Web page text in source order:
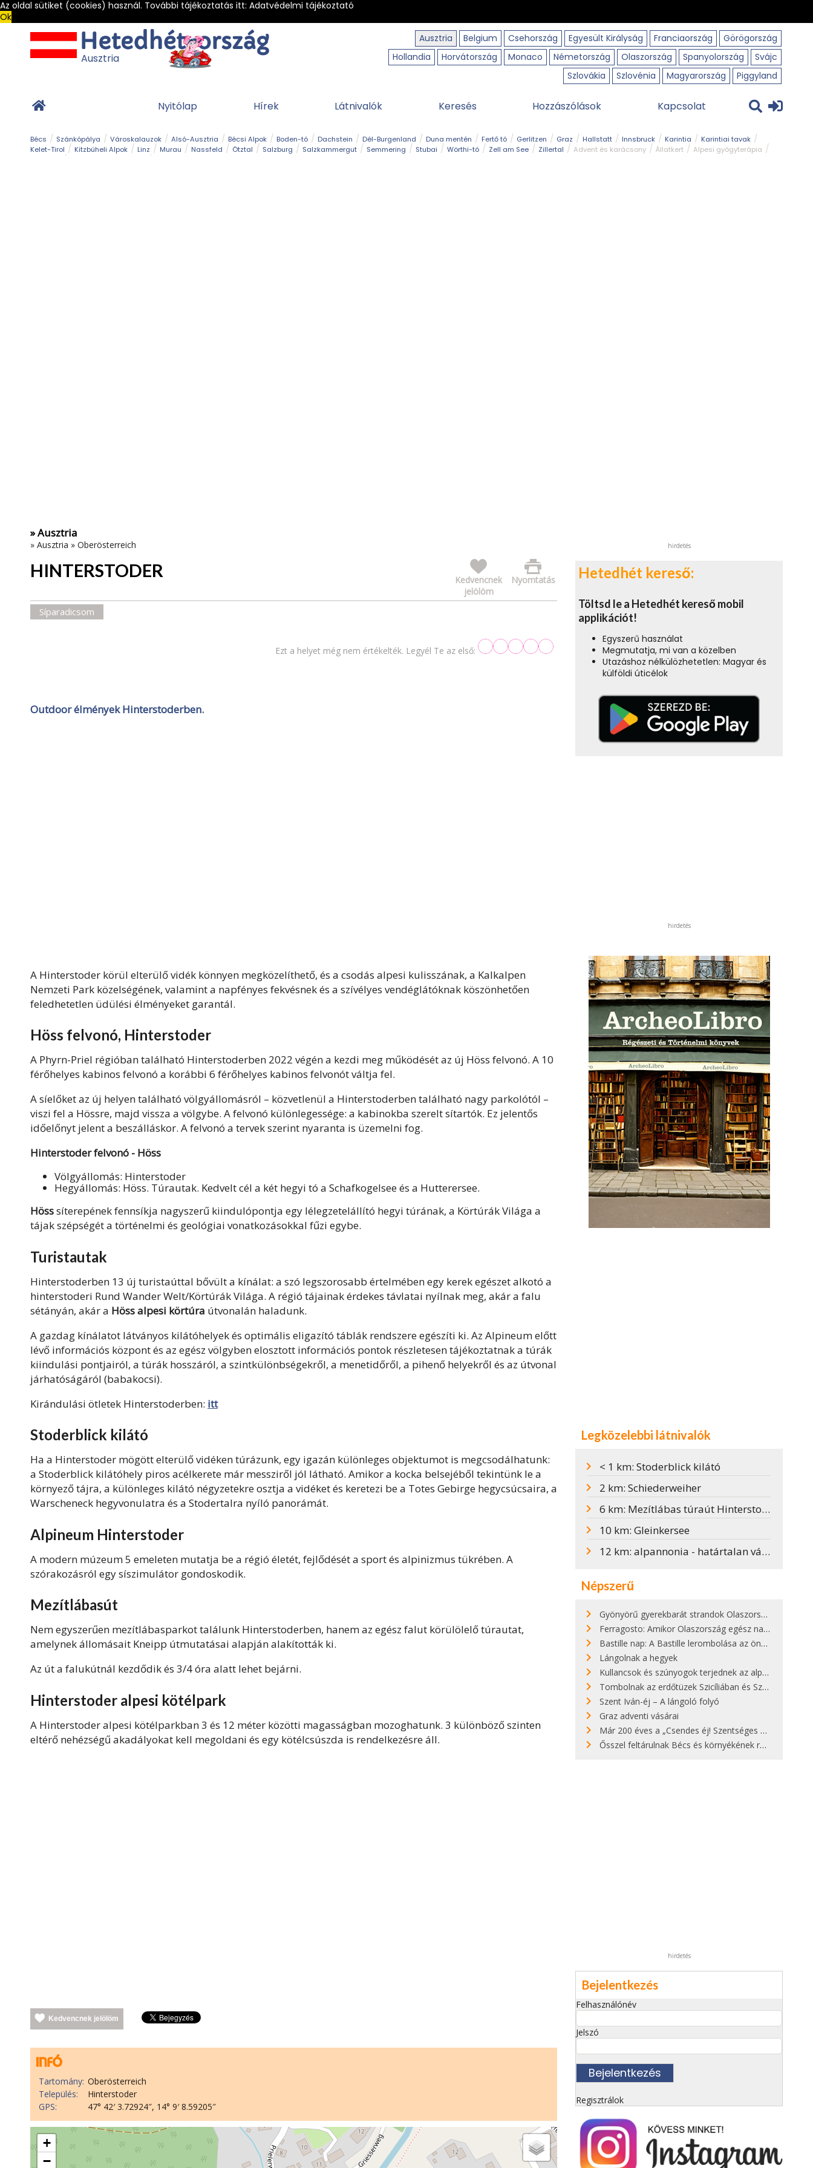
Az oldal sütiket (cookies) használ. További tájékoztatás itt: Adatvédelmi tájékoztató
Ok
Ausztria
Belgium Csehország Egyesült Királyság Franciaország
Görögország
Hollandia
Horvátország Monaco Németország Olaszország Spanyolország
Svájc
Szlovákia
Szlovénia Magyarország Piggyland
Ausztria
Nyitólap Hírek Látnivalók Keresés Hozzászólások Kapcsolat
Bécs Szánkópálya Városkalauzok Alsó-Ausztria Bécsi Alpok Boden-tó Dachstein Dél-Burgenland Duna mentén Fertő tó Gerlitzen Graz Hallstatt Innsbruck Karintia
Karintiai tavak
Kelet-Tirol
Kitzbüheli Alpok Linz Murau Nassfeld Ötztal Salzburg Salzkammergut Semmering Stubai Wörthi-tó Zell am See Zillertal Advent és karácsony Állatkert
Alpesi gyógyterápia
» Ausztria
» Ausztria » Oberösterreich
HINTERSTODER Nyomtatás
Kedvencnek
jelölöm
Síparadicsom
Ezt a helyet még nem értékelték. Legyél Te az első:
Outdoor élmények Hinterstoderben.
A Hinterstoder körül elterülő vidék könnyen megközelíthető, és a csodás alpesi kulisszának, a Kalkalpen
Nemzeti Park közelségének, valamint a napfényes fekvésnek és a szívélyes vendéglátóknak köszönhetően
feledhetetlen üdülési élményeket garantál.
Höss felvonó, Hinterstoder
A Phyrn-Priel régióban található Hinterstoderben 2022 végén a kezdi meg működését az új Höss felvonó. A 10
férőhelyes kabinos felvonó a korábbi 6 férőhelyes kabinos felvonót váltja fel.
A síelőket az új helyen található völgyállomásról – közvetlenül a Hinterstoderben található nagy parkolótól –
viszi fel a Hössre, majd vissza a völgybe. A felvonó különlegessége: a kabinokba szerelt sítartók. Ez jelentős
időelőnyt jelent a beszálláskor. A felvonó a tervek szerint nyaranta is üzemelni fog.
Hinterstoder felvonó - Höss
Völgyállomás: Hinterstoder
Hegyállomás: Höss. Túrautak. Kedvelt cél a két hegyi tó a Schafkogelsee és a Hutterersee.
Hösssíterepének fennsíkja nagyszerű kiindulópontja egy lélegzetelállító hegyi túrának, a Körtúrák Világa a
tájak szépségét a történelmi és geológiai vonatkozásokkal fűzi egybe.
Turistautak
Hinterstoderben 13 új turistaúttal bővült a kínálat: a szó legszorosabb értelmében egy kerek egészet alkotó a
hinterstoderi Rund Wander Welt/Körtúrák Világa. A régió tájainak érdekes távlatai nyílnak meg, akár a falu
sétányán, akár a Höss alpesi körtúra útvonalán haladunk.
A gazdag kínálatot látványos kilátóhelyek és optimális eligazító táblák rendszere egészíti ki. Az Alpineum előtt
lévő információs központ és az egész völgyben elosztott információs pontok részletesen tájékoztatnak a túrák
kiindulási pontjairól, a túrák hosszáról, a szintkülönbségekről, a menetidőről, a pihenő helyekről és az útvonal
járhatóságáról (babakocsi).
Kirándulási ötletek Hinterstoderben: itt
Stoderblick kilátó
Ha a Hinterstoder mögött elterülő vidéken túrázunk, egy igazán különleges objektumot is megcsodálhatunk:
a Stoderblick kilátóhely piros acélkerete már messziről jól látható. Amikor a kocka belsejéből tekintünk le a
környező tájra, a különleges kilátó négyzetekre osztja a vidéket és keretezi be a Totes Gebirge hegycsúcsaira, a
Warscheneck hegyvonulatra és a Stodertalra nyíló panorámát.
Alpineum Hinterstoder
A modern múzeum 5 emeleten mutatja be a régió életét, fejlődését a sport és alpinizmus tükrében. A
szórakozásról egy síszimulátor gondoskodik.
Mezítlábasút
Nem egyszerűen mezítlábasparkot találunk Hinterstoderben, hanem az egész falut körülölelő túrautat,
amelynek állomásait Kneipp útmutatásai alapján alakították ki.
Az út a falukútnál kezdődik és 3/4 óra alatt lehet bejárni.
Hinterstoder alpesi kötélpark
A Hinterstoder alpesi kötélparkban 3 és 12 méter közötti magasságban mozoghatunk. 3 különböző szinten
eltérő nehézségű akadályokat kell megoldani és egy kötélcsúszda is rendelkezésre áll.
Kedvencnek jelölöm
Tartomány: Oberösterreich
Település:
Hinterstoder
GPS:
47° 42′ 3.72924″, 14° 9′ 8.59205″
+
−
hirdetés
Hetedhét kereső:
Töltsd le a Hetedhét kereső mobil
applikációt!
Egyszerű használat
Megmutatja, mi van a közelben
Utazáshoz nélkülözhetetlen: Magyar és
külföldi úticélok
hirdetés
Legközelebbi látnivalók
< 1 km: Stoderblick kilátó
2 km: Schiederweiher
6 km: Mezítlábas túraút Hinterstoderben
10 km: Gleinkersee
12 km: alpannonia - határtalan vándorlás
Népszerű
Gyönyörű gyerekbarát strandok Olaszországban - megmutatjuk a 15 legjobbat
Ferragosto: Amikor Olaszország egész nap nyaral
Bastille nap: A Bastille lerombolása az önkényuralom végét jelentette
Lángolnak a hegyek
Kullancsok és szúnyogok terjednek az alpesi legelőkön
Tombolnak az erdőtüzek Szicíliában és Szardínián
Szent Iván-éj – A lángoló folyó
Graz adventi vásárai
Már 200 éves a „Csendes éj! Szentséges éj!”
Ősszel feltárulnak Bécs és környékének rendkívüli építészeti kincsei
hirdetés
Bejelentkezés
Felhasználónév
Jelszó
Regisztrálok